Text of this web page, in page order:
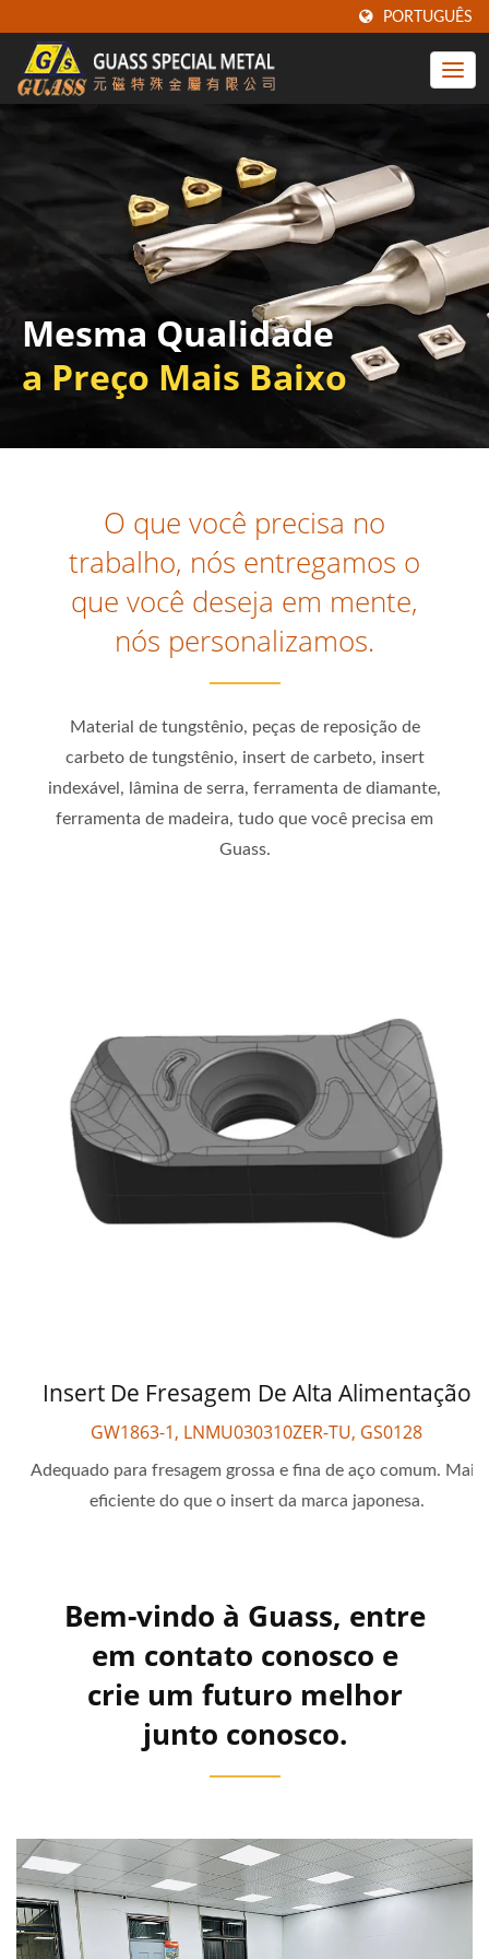
PORTUGUÊS
Mesma Qualidade
a Preço Mais Baixo
O que você precisa no
trabalho, nós entregamos o
que você deseja em mente,
nós personalizamos.
Material de tungstênio, peças de reposição de
carbeto de tungstênio, insert de carbeto, insert
indexável, lâmina de serra, ferramenta de diamante,
ferramenta de madeira, tudo que você precisa em
Guass.
Insert De Fresagem De Alta Alimentação
GW1863-1, LNMU030310ZER-TU, GS0128
Adequado para fresagem grossa e fina de aço comum. Mais
eficiente do que o insert da marca japonesa.
Bem-vindo à Guass, entre
em contato conosco e
crie um futuro melhor
junto conosco.